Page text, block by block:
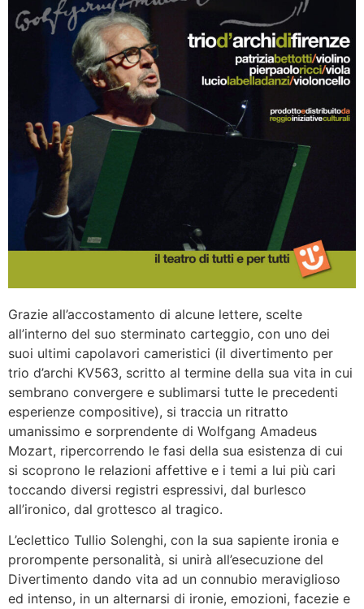
Grazie all’accostamento di alcune lettere, scelte
all’interno del suo sterminato carteggio, con uno dei
suoi ultimi capolavori cameristici (il divertimento per
trio d’archi KV563, scritto al termine della sua vita in cui
sembrano convergere e sublimarsi tutte le precedenti
esperienze compositive), si traccia un ritratto
umanissimo e sorprendente di Wolfgang Amadeus
Mozart, ripercorrendo le fasi della sua esistenza di cui
si scoprono le relazioni affettive e i temi a lui più cari
toccando diversi registri espressivi, dal burlesco
all’ironico, dal grottesco al tragico.
L’eclettico Tullio Solenghi, con la sua sapiente ironia e
prorompente personalità, si unirà all’esecuzione del
Divertimento dando vita ad un connubio meraviglioso
ed intenso, in un alternarsi di ironie, emozioni, facezie e